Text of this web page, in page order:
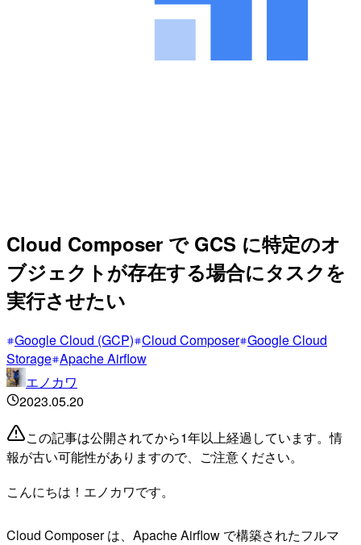
Cloud Composer で GCS に特定のオ
ブジェクトが存在する場合にタスクを
実行させたい
Google Cloud (GCP) Cloud Composer Google Cloud
Storage Apache Airflow
エノカワ
2023.05.20
この記事は公開されてから1年以上経過しています。情
報が古い可能性がありますので、ご注意ください。
こんにちは！エノカワです。
Cloud Composer は、Apache Airflow で構築されたフルマ